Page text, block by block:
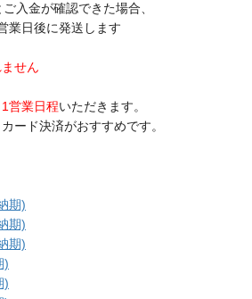
入金が確認できた場合、
業日後に発送します
せん
1営業日程いただきます。
ード決済がおすすめです。
期)
期)
期)
)
)